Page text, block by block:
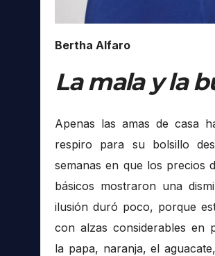
Bertha Alfaro
La mala y la
Apenas las amas de casa
respiro para su bolsillo
semanas en que los precios
básicos mostraron una
ilusión duró poco, porque
con alzas considerables en
la papa, naranja, el